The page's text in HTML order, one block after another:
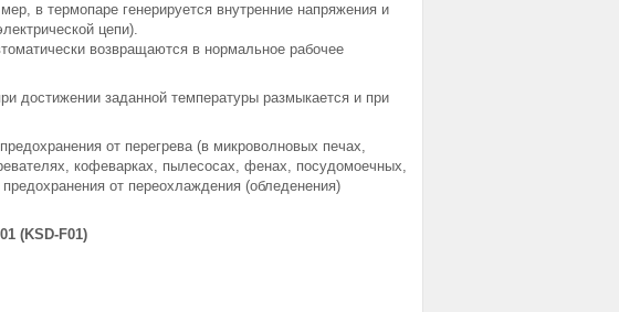
в термопаре генерируется внутренние напряжения и
цепи).
возвращаются в нормальное рабочее
достижении заданной температуры размыкается и при
от перегрева (в микроволновых печах,
кофеварках, пылесосах, фенах, посудомоечных,
от переохлаждения (обледенения)
(KSD-F01)